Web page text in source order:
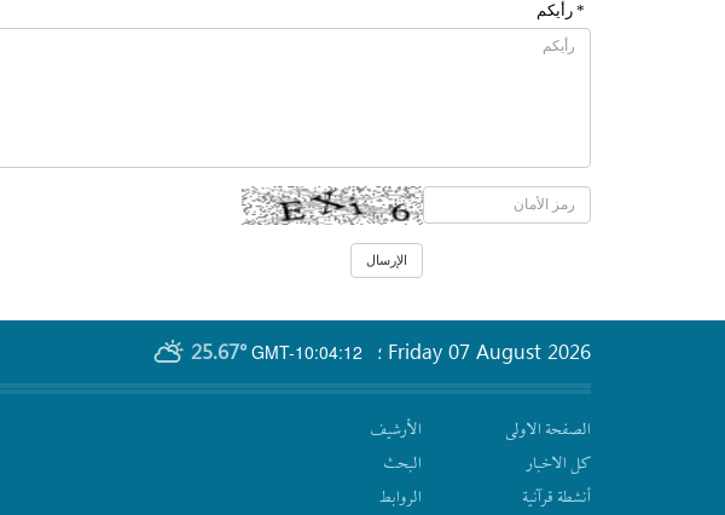
* رأیکم
GMT-10:04:12
25.67° Friday 07 August 2026 ؛
الصفحة الاولى
كل الاخبار
أنشطة قرآنیة
الأرشیف
البحث
الروابط